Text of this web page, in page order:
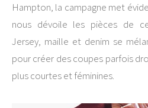
Hampton, la campagne met
nous dévoile les pièces de
Jersey, maille et denim se
pour créer des coupes parfois
plus courtes et féminines.